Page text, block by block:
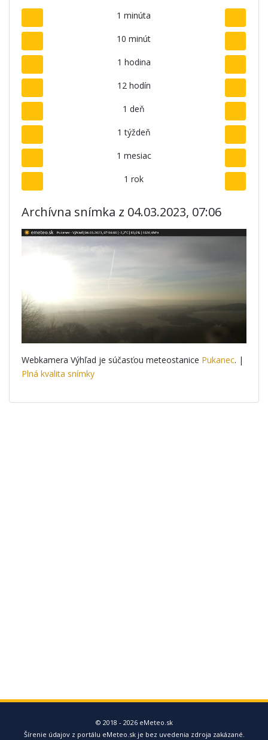
1 minúta
10 minút
1 hodina
12 hodín
1 deň
1 týždeň
1 mesiac
1 rok
Archívna snímka z 04.03.2023, 07:06
Webkamera Výhľad je súčasťou meteostanice Pukanec. |
Plná kvalita snímky
© 2018 - 2026 eMeteo.sk
Šírenie údajov z portálu eMeteo.sk je bez uvedenia zdroja zakázané.